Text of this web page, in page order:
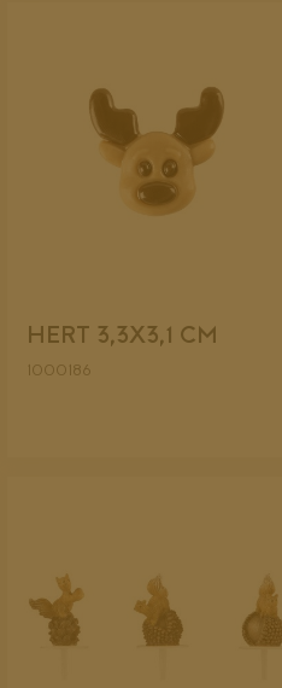
HERT 3,3X3,1 CM
1000186